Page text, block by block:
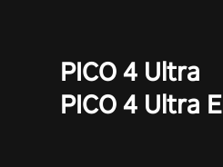
PICO 4 Ultra
PICO 4 Ultra